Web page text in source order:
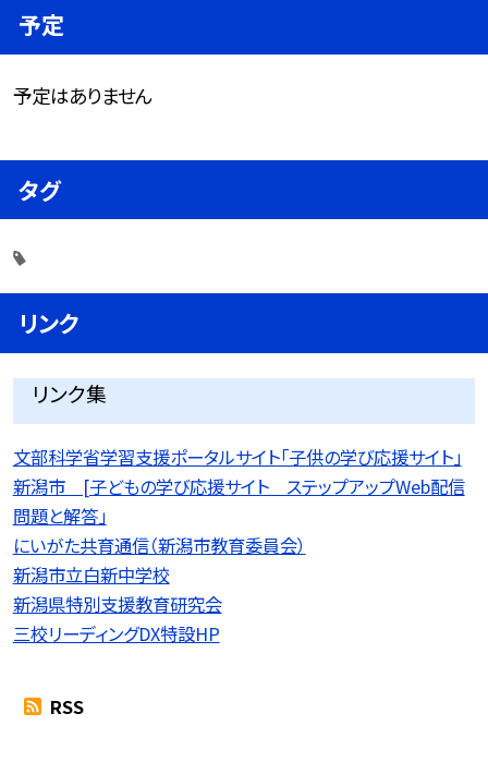
予定
予定はありません
タグ
リンク
リンク集
文部科学省学習支援ポータルサイト「子供の学び応援サイト」
新潟市 [子どもの学び応援サイト ステップアップWeb配信
問題と解答」
にいがた共育通信（新潟市教育委員会）
新潟市立白新中学校
新潟県特別支援教育研究会
三校リーディングDX特設HP
RSS